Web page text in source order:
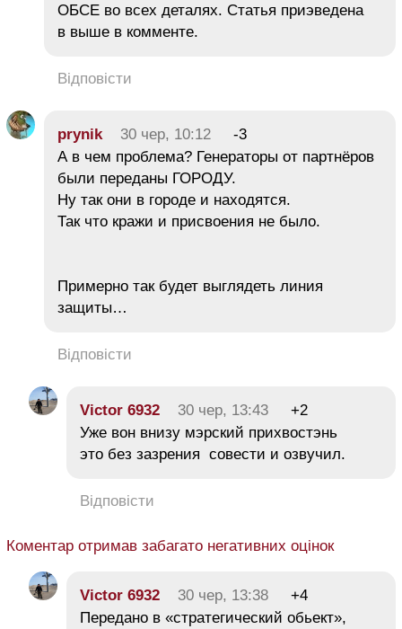
ОБСЕ во всех деталях. Статья приэведена
в выше в комменте.
Відповісти
prynik 30 чер, 10:12
-3
А в чем проблема? Генераторы от партнёров
были переданы ГОРОДУ.
Ну так они в городе и находятся.
Так что кражи и присвоения не было.
Примерно так будет выглядеть линия
защиты…
Відповісти
Victor 6932 30 чер, 13:43
+2
Уже вон внизу мэрский прихвостэнь
это без зазрения совести и озвучил.
Відповісти
Коментар отримав забагато негативних оцінок
Victor 6932 30 чер, 13:38
+4
Передано в «стратегический обьект»,